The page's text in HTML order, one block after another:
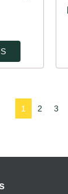
1 2 3